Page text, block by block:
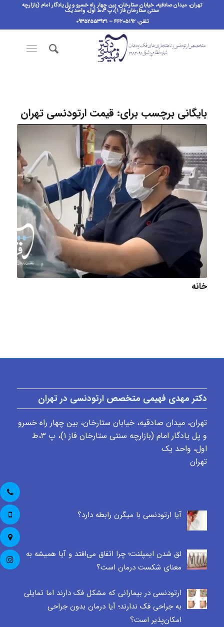
تهران، میدان صادقیه، خیابان ستارخان، بین چهار راه خسرو و پل یادگار امام (بازارچه
سنتی ستارخان فاز ۱)،پ ٣،ط اول، واحد یک
تلفن: ۴۴۲۰۵۱۹۲ – ۰۹۳۵۲۵۵۳۹۳۱
بایگانی برچسب برای: قیمت ارتودنسی تهران
خانه
دکتر مهدی فهیمی متخصص ارتودنسی در تهران
تهران، میدان صادقیه، خیابان ستارخان، بین چهار راه خسرو
و پل یادگار امام (بازارچه سنتی ستارخان فاز ۱)، پ ٣،ط
اول، واحد یک
تهران
آیا ارتودنسی با میگرن رابطه دارد؟
لق شدن ایمپلنت؛ چرا اتفاق می‌افتد و آیا همیشه به
معنای شکست درمان است؟
ارتودنسی در بیمارانی که مشکل فک دارند اما تمایلی
به جراحی فک ندارند؛ آیا درمان بدون جراحی
امکان‌پذیر است؟